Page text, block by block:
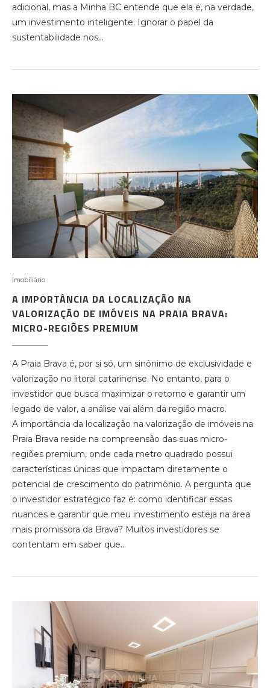
adicional, mas a Minha BC entende que ela é, na verdade,
um investimento inteligente. Ignorar o papel da
sustentabilidade nos…
Imobiliário
A IMPORTÂNCIA DA LOCALIZAÇÃO NA
VALORIZAÇÃO DE IMÓVEIS NA PRAIA BRAVA:
MICRO-REGIÕES PREMIUM
A Praia Brava é, por si só, um sinônimo de exclusividade e
valorização no litoral catarinense. No entanto, para o
investidor que busca maximizar o retorno e garantir um
legado de valor, a análise vai além da região macro.
A importância da localização na valorização de imóveis na
Praia Brava reside na compreensão das suas micro-
regiões premium, onde cada metro quadrado possui
características únicas que impactam diretamente o
potencial de crescimento do patrimônio. A pergunta que
o investidor estratégico faz é: como identificar essas
nuances e garantir que meu investimento esteja na área
mais promissora da Brava? Muitos investidores se
contentam em saber que…